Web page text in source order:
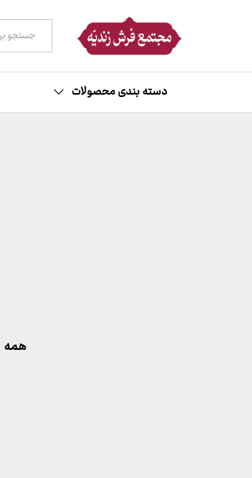
همه دسته ها
دسته بندی محصولات
همه